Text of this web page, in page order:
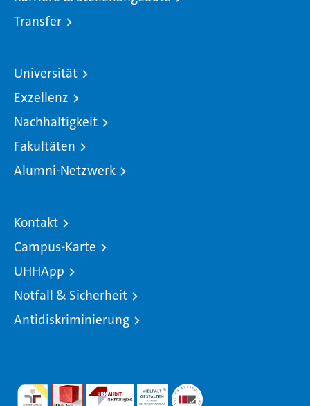
Transfer
Universität
Exzellenz
Nachhaltigkeit
Fakultäten
Alumni-Netzwerk
Kontakt
Campus-Karte
UHHApp
Notfall & Sicherheit
Antidiskriminierung